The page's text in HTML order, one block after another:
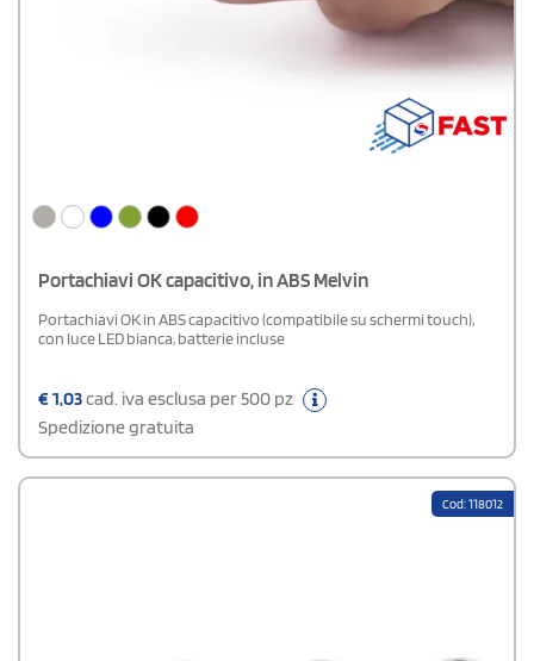
Portachiavi OK capacitivo, in ABS Melvin
Portachiavi OK in ABS capacitivo (compatibile su schermi touch),
con luce LED bianca, batterie incluse
€1,03cad. iva esclusa per 500 pz
Spedizione gratuita
Cod: 118012